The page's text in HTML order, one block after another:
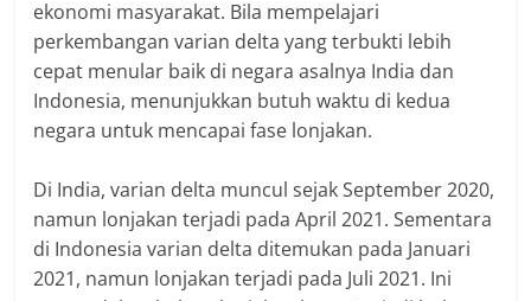
ekonomi masyarakat. Bila mempelajari
perkembangan varian delta yang terbukti lebih
cepat menular baik di negara asalnya India dan
Indonesia, menunjukkan butuh waktu di kedua
negara untuk mencapai fase lonjakan.
Di India, varian delta muncul sejak September 2020,
namun lonjakan terjadi pada April 2021. Sementara
di Indonesia varian delta ditemukan pada Januari
2021, namun lonjakan terjadi pada Juli 2021. Ini